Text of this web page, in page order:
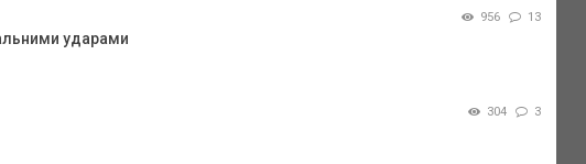
956 13
ударами
304 3